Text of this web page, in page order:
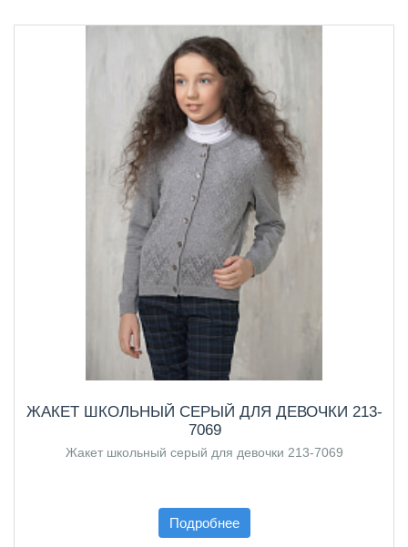
ЖАКЕТ ШКОЛЬНЫЙ СЕРЫЙ ДЛЯ ДЕВОЧКИ 213-
7069
Жакет школьный серый для девочки 213-7069
Подробнее